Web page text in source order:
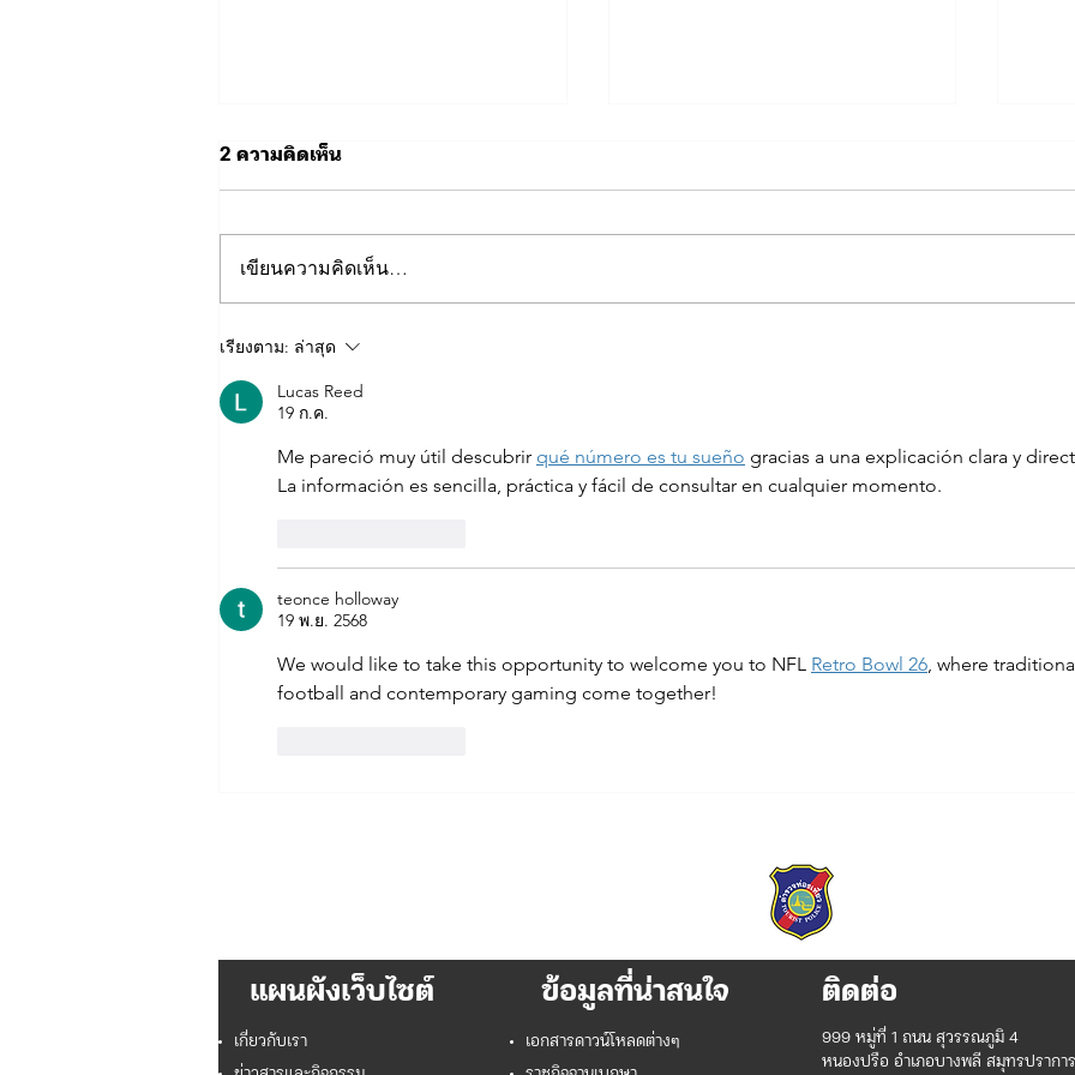
📍🚗 แผนที่จุดจอดรถสำหรับผู้
กุศล ⚽💙
2 ความคิดเห็น
เขียนความคิดเห็น…
เรียงตาม: ล่าสุด
Lucas Reed
19 ก.ค.
Me pareció muy útil descubrir qué número es tu sueño gracias a una explicación clara y
La información es sencilla, práctica y fácil de consultar en cualquier momento.
teonce holloway
19 พ.ย. 2568
We would like to take this opportunity to welcome you to NFL Retro Bowl 26, where
football and contemporary gaming come together!
แผนผังเว็บไซต์
เกี่ยวกับเรา
ข้อมูลที่น่าสนใจ
เอกสารดาวน์โหลดต่างๆ
ติดต่อ
999 หมู่ที่ 1 ถนน สุวรรณภูมิ 4
หนองปรือ อำเภอบางพลี สมุทรปราการ